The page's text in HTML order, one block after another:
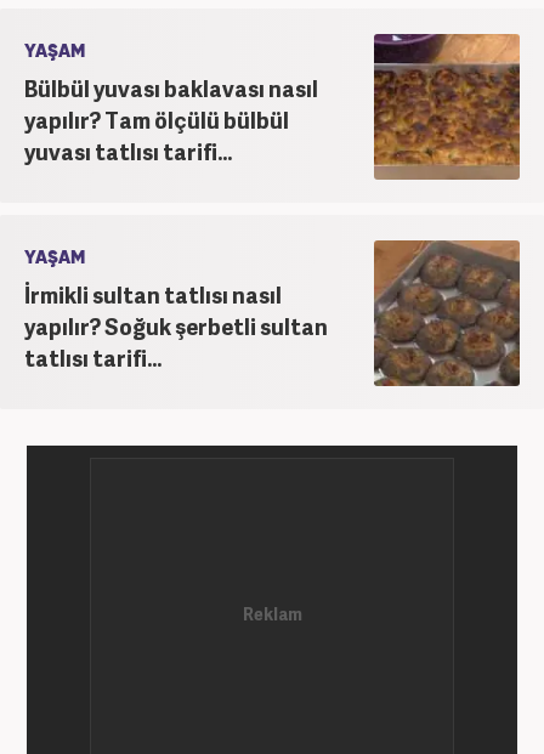
YAŞAM
Bülbül yuvası baklavası nasıl
yapılır? Tam ölçülü bülbül
yuvası tatlısı tarifi...
YAŞAM
İrmikli sultan tatlısı nasıl
yapılır? Soğuk şerbetli sultan
tatlısı tarifi...